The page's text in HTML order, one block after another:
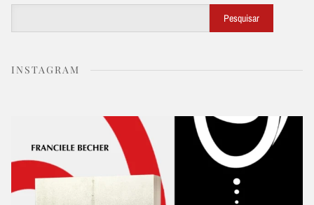
Pesquisar
INSTAGRAM